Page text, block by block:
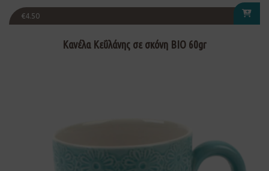
€4.50
Κανέλα Κεΰλάνης σε σκόνη ΒΙΟ 60gr